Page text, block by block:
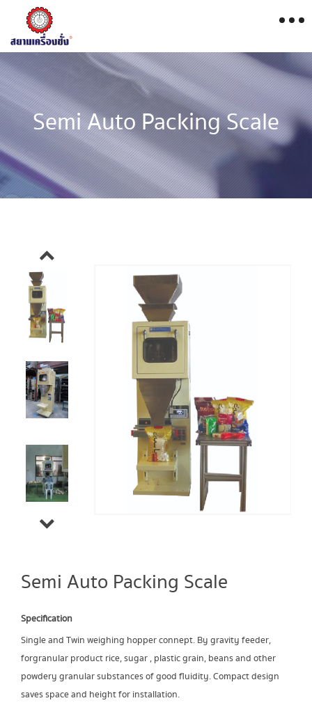
Semi Auto Packing Scale
Semi Auto Packing Scale
Specification
Single and Twin weighing hopper connept. By gravity feeder,
forgranular product rice, sugar , plastic grain, beans and other
powdery granular substances of good fluidity. Compact design
saves space and height for installation.